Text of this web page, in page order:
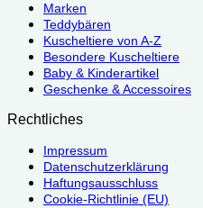
Marken
Teddybären
Kuscheltiere von A-Z
Besondere Kuscheltiere
Baby & Kinderartikel
Geschenke & Accessoires
Rechtliches
Impressum
Datenschutzerklärung
Haftungsausschluss
Cookie-Richtlinie (EU)